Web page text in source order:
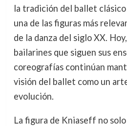
la tradición del ballet
una de las figuras más
de la danza del siglo XX.
bailarines que siguen sus
coreografías continúan
visión del ballet como un
evolución.
La figura de Kniaseff no